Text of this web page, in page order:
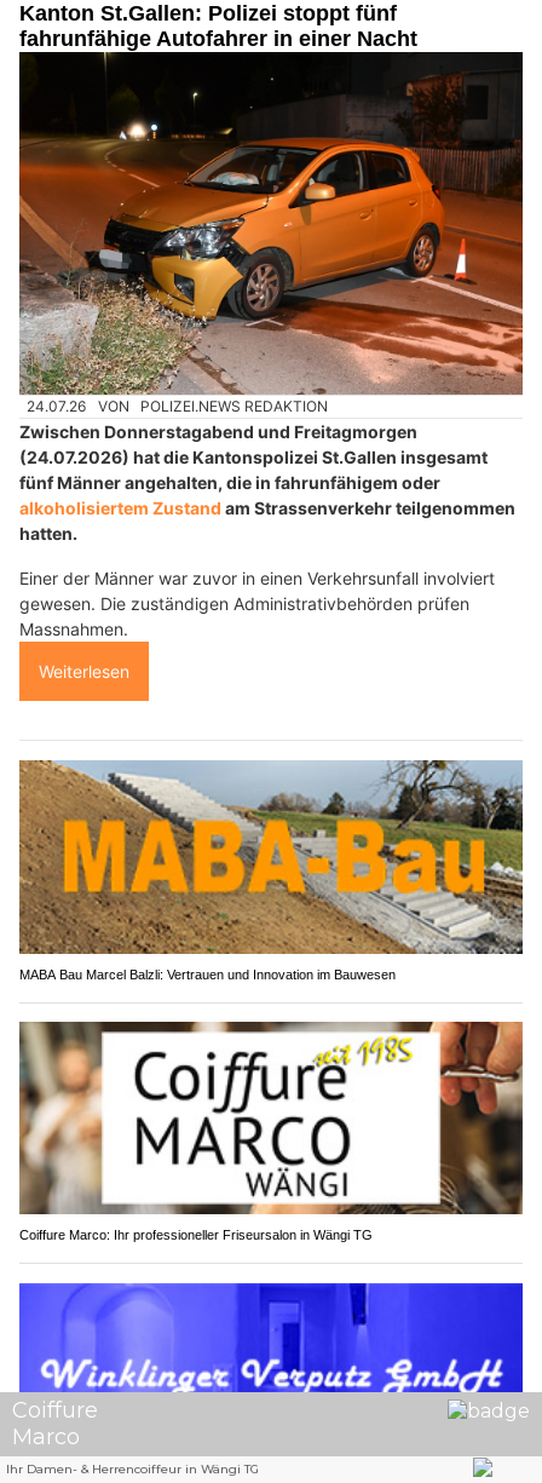
Kanton St.Gallen: Polizei stoppt fünf
fahrunfähige Autofahrer in einer Nacht
24.07.26 VON POLIZEI.NEWS REDAKTION
Zwischen Donnerstagabend und Freitagmorgen
(24.07.2026) hat die Kantonspolizei St.Gallen insgesamt
fünf Männer angehalten, die in fahrunfähigem oder
alkoholisiertem Zustand am Strassenverkehr teilgenommen
hatten.
Einer der Männer war zuvor in einen Verkehrsunfall involviert
gewesen. Die zuständigen Administrativbehörden prüfen
Massnahmen.
Weiterlesen
MABA Bau Marcel Balzli: Vertrauen und Innovation im Bauwesen
Coiffure Marco: Ihr professioneller Friseursalon in Wängi TG